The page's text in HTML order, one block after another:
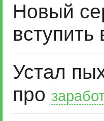
Новый
Устал
про